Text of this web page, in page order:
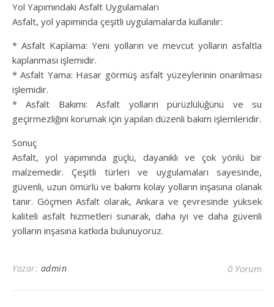
Yol Yapımındaki Asfalt Uygulamaları
Asfalt, yol yapımında çeşitli uygulamalarda kullanılır:
* Asfalt Kaplama: Yeni yolların ve mevcut yolların asfaltla
kaplanması işlemidir.
* Asfalt Yama: Hasar görmüş asfalt yüzeylerinin onarılması
işlemidir.
* Asfalt Bakımı: Asfalt yolların pürüzlülüğünü ve su
geçirmezliğini korumak için yapılan düzenli bakım işlemleridir.
Sonuç
Asfalt, yol yapımında güçlü, dayanıklı ve çok yönlü bir
malzemedir. Çeşitli türleri ve uygulamaları sayesinde,
güvenli, uzun ömürlü ve bakımı kolay yolların inşasına olanak
tanır. Göçmen Asfalt olarak, Ankara ve çevresinde yüksek
kaliteli asfalt hizmetleri sunarak, daha iyi ve daha güvenli
yolların inşasına katkıda bulunuyoruz.
Yazar: admin 0 Yorum